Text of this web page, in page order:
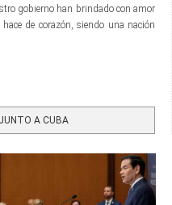
gobierno han brindado con amor
de corazón, siendo una nación
A CUBA